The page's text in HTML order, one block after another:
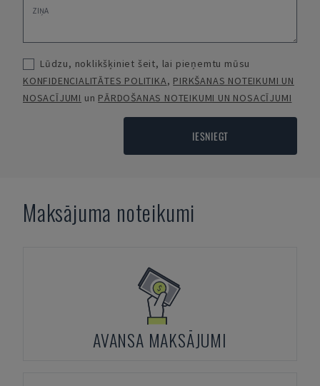
Lūdzu, noklikšķiniet šeit, lai pieņemtu mūsu
KONFIDENCIALITĀTES POLITIKA, PIRKŠANAS NOTEIKUMI UN
NOSACĪJUMI un PĀRDOŠANAS NOTEIKUMI UN NOSACĪJUMI
IESNIEGT
Maksājuma noteikumi
AVANSA MAKSĀJUMI